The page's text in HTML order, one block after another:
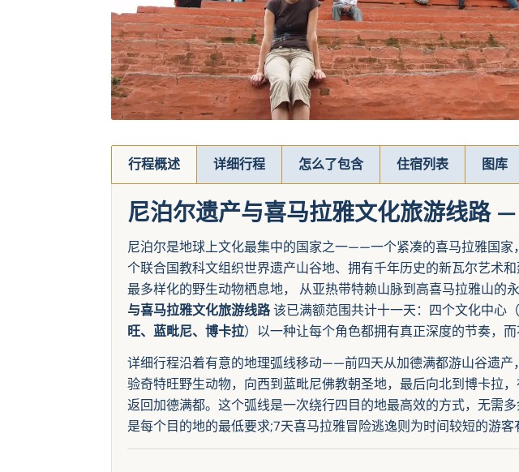
行程概述 详细行程 怎么了包含 住宿列表 图库
尼泊尔遗产与喜马拉雅文化旅游线路 —
尼泊尔是地球上文化最集中的国家之一——一个紧凑的喜马拉雅国家
个联合国教科文组织世界遗产山谷地、拥有千年历史的新瓦尔艺术
最多样化的野生动物栖息地， 从亚热带特赖山脉到高喜马拉雅山的
与喜马拉雅文化旅游线路该已满额范围共计十一天：四个文化中心（
旺、蓝毗尼、博卡拉）以一种让每个角色都拥有真正深度的节奏，而
详细行程沿着有意的地理弧线移动——前四天从加德满都游山谷遗产
验奇特旺野生动物，向西到蓝毗尼佛教朝圣地，最后向北到博卡拉
返回加德满都。这个弧线是一次绕行四目的地最高效的方式，无需多
是每个目的地的最低要求;7天喜马拉雅冒险逃逸则为时间较短的游客